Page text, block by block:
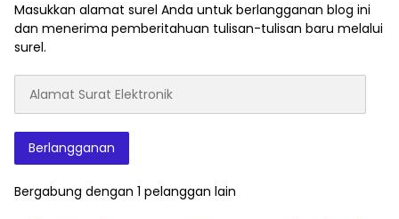
Masukkan alamat surel Anda untuk berlangganan blog ini
dan menerima pemberitahuan tulisan-tulisan baru melalui
surel.
Surat
Berlangganan
Bergabung dengan 1 pelanggan lain